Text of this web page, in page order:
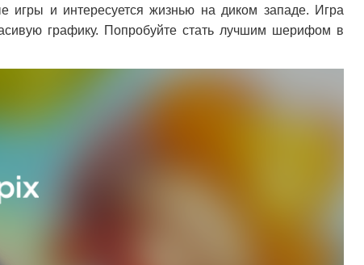
игры и интересуется жизнью на диком западе. Игра
графику. Попробуйте стать лучшим шерифом в